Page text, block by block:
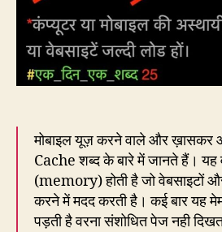
मोबाइल यूज़ करने वाले और ख़ासकर
Cache शब्द के बारे में जानते हैं। यह
(memory) होती है जो वेबसाइटों
करने में मदद करती है। कई बार यह
पड़ती है वरना संशोधित पेज नही